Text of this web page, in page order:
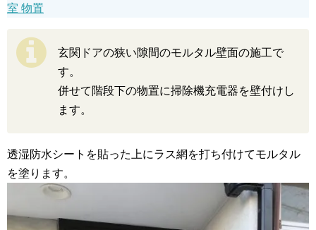
室 物置
玄関ドアの狭い隙間のモルタル壁面の施工で
す。
併せて階段下の物置に掃除機充電器を壁付けし
ます。
透湿防水シートを貼った上にラス網を打ち付けてモルタル
を塗ります。